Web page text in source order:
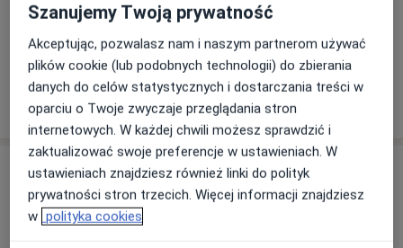
Toksyna botulinowa
350 zł Szczegóły
W jaki sposób ustalane są ceny?
Adresy (3)
Adres 1 Adres 2
Szanujemy Twoją prywatność
Akceptując, pozwalasz nam i naszym partnerom używać
plików cookie (lub podobnych technologii) do zbierania
danych do celów statystycznych i dostarczania treści w
oparciu o Twoje zwyczaje przeglądania stron
internetowych. W każdej chwili możesz sprawdzić i
zaktualizować swoje preferencje w ustawieniach. W
ustawieniach znajdziesz również linki do polityk
prywatności stron trzecich. Więcej informacji znajdziesz
w polityka cookies